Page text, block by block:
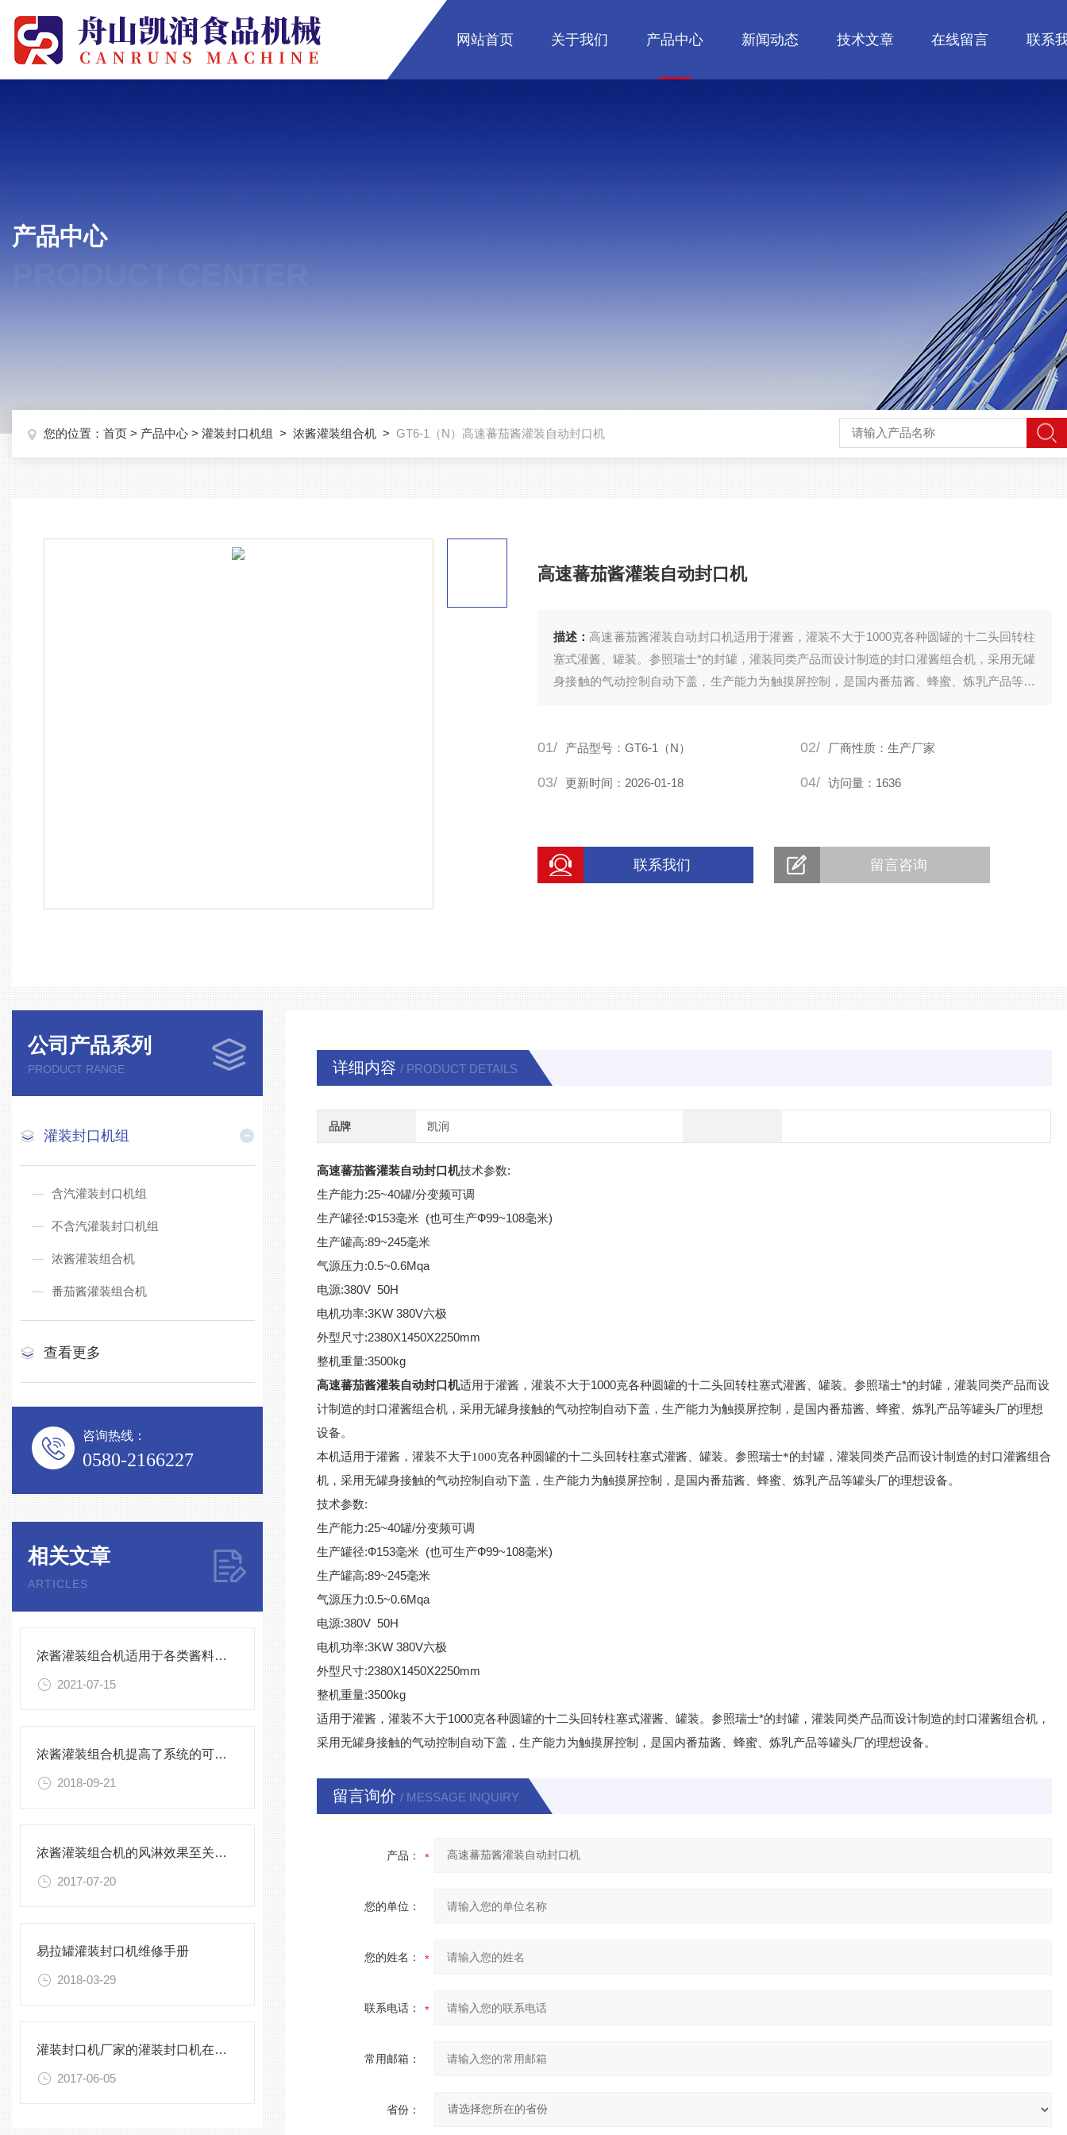
网站首页 关于我们 产品中心 新闻动态 技术文章 在线留言 联系
产品中心
您的位置： 首页 > 产品中心 > 灌装封口机组 > 浓酱灌装组合机 > GT6-1（N）高速蕃茄酱灌装自动封口机
高速蕃茄酱灌装自动封口机
描述： 高速蕃茄酱灌装自动封口机适用于灌酱，灌装不大于1000克各种圆罐的十二头回转柱
塞式灌酱、罐装。参照瑞士*的封罐，灌装同类产品而设计制造的封口灌酱组合机，采用无罐
身接触的气动控制自动下盖，生产能力为触摸屏控制，是国内番茄酱、蜂蜜、炼乳产品等罐
01/ 产品型号：GT6-1（N） 02/ 厂商性质：生产厂家
03/ 更新时间：2026-01-18 04/ 访问量：1636
联系我们 留言咨询
公司产品系列
PRODUCT RANGE
灌装封口机组
含汽灌装封口机组
不含汽灌装封口机组
浓酱灌装组合机
番茄酱灌装组合机
查看更多
咨询热线：
0580-2166227
相关文章
ARTICLES
浓酱灌装组合机适用于各类酱料的定量灌装
2021-07-15
浓酱灌装组合机提高了系统的可靠性
2018-09-21
浓酱灌装组合机的风淋效果至关重要
2017-07-20
易拉罐灌装封口机维修手册
2018-03-29
灌装封口机厂家的灌装封口机在市场中
2017-06-05
详细内容 / PRODUCT DETAILS
品牌 凯润
高速蕃茄酱灌装自动封口机技术参数:
生产能力:25~40罐/分变频可调
生产罐径:Ф153毫米 (也可生产Ф99~108毫米)
生产罐高:89~245毫米
气源压力:0.5~0.6Mqa
电源:380V 50H
电机功率:3KW 380V六极
外型尺寸:2380X1450X2250mm
整机重量:3500kg
高速蕃茄酱灌装自动封口机适用于灌酱，灌装不大于1000克各种圆罐的十二头回转柱塞式灌酱、罐装。参照瑞士*的封罐，灌装同类产品而设
计制造的封口灌酱组合机，采用无罐身接触的气动控制自动下盖，生产能力为触摸屏控制，是国内番茄酱、蜂蜜、炼乳产品等罐头厂的理想
设备。
本机适用于灌酱，灌装不大于1000克各种圆罐的十二头回转柱塞式灌酱、罐装。参照瑞士*的封罐，灌装同类产品而设计制造的封口灌酱组合
机，采用无罐身接触的气动控制自动下盖，生产能力为触摸屏控制，是国内番茄酱、蜂蜜、炼乳产品等罐头厂的理想设备。
技术参数:
生产能力:25~40罐/分变频可调
生产罐径:Ф153毫米 (也可生产Ф99~108毫米)
生产罐高:89~245毫米
气源压力:0.5~0.6Mqa
电源:380V 50H
电机功率:3KW 380V六极
外型尺寸:2380X1450X2250mm
整机重量:3500kg
适用于灌酱，灌装不大于1000克各种圆罐的十二头回转柱塞式灌酱、罐装。参照瑞士*的封罐，灌装同类产品而设计制造的封口灌酱组合机，
采用无罐身接触的气动控制自动下盖，生产能力为触摸屏控制，是国内番茄酱、蜂蜜、炼乳产品等罐头厂的理想设备。
留言询价 / MESSAGE INQUIRY
产品：
您的单位：
您的姓名：
联系电话：
常用邮箱：
省份：